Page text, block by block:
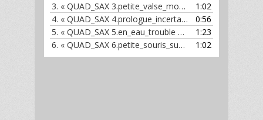
3. « QUAD_SAX 3.petite_valse_moyennement_speed extrait »
1:02
4. « QUAD_SAX 4.prologue_incertain extrait »
0:56
5. « QUAD_SAX 5.en_eau_trouble extrait »
1:23
6. « QUAD_SAX 6.petite_souris_sucree extrait » 1:02